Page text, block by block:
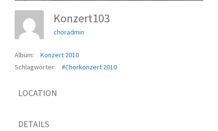
Konzert103
choradmin
Album:
Konzert 2010
Schlagwörter:
#Chorkonzert 2010
LOCATION
DETAILS